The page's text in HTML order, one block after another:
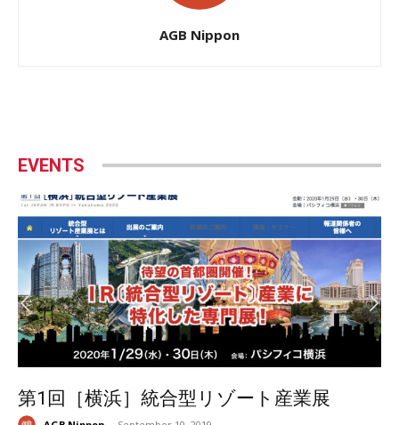
AGB Nippon
EVENTS
第1回［横浜］統合型リゾート産業展